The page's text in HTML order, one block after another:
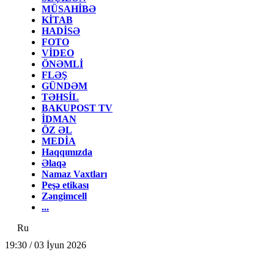
MÜSAHİBƏ
KİTAB
HADİSƏ
FOTO
VİDEO
ÖNƏMLİ
FLƏŞ
GÜNDƏM
TƏHSİL
BAKUPOST TV
İDMAN
ÖZ ƏL
MEDİA
Haqqımızda
Əlaqə
Namaz Vaxtları
Peşə etikası
Zəngimcell
...
Ru
19:30 / 03 İyun 2026